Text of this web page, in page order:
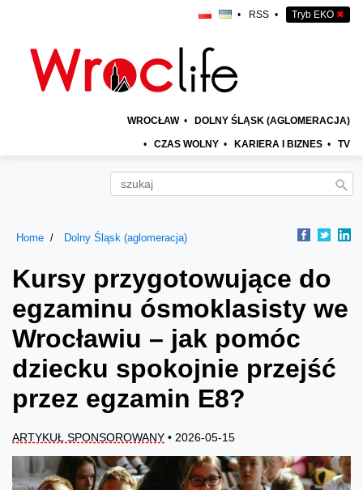
• RSS • Tryb EKO ✖
WROCŁAW • DOLNY ŚLĄSK (AGLOMERACJA)
• CZAS WOLNY • KARIERA I BIZNES • TV
Home Dolny Śląsk (aglomeracja)
Kursy przygotowujące do
egzaminu ósmoklasisty we
Wrocławiu – jak pomóc
dziecku spokojnie przejść
przez egzamin E8?
ARTYKUŁ SPONSOROWANY • 2026-05-15